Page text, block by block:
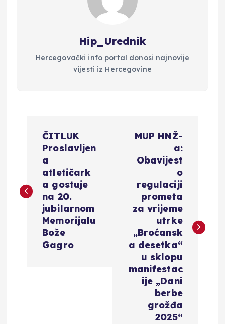
Hip_Urednik
Hercegovački info portal donosi najnovije
vijesti iz Hercegovine
i
ČITLUK
Proslavljen
a
atletičark
a gostuje
na 20.
jubilarnom
Memorijalu
Bože
Gagro
MUP HNŽ-
a:
Obavijest
o
regulaciji
prometa
za vrijeme
utrke
„Broćansk
a desetka“
u sklopu
manifestac
ije „Dani
berbe
grožđa
2025“